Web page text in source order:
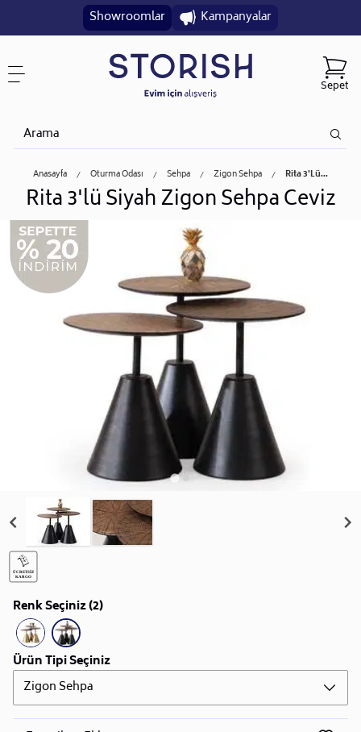
Showroomlar Kampanyalar
Sepet
Anasayfa Oturma Odası Sehpa Zigon Sehpa Rita 3'lü...
Rita 3'lü Siyah Zigon Sehpa Ceviz
Renk Seçiniz (2)
Ürün Tipi Seçiniz
Zigon Sehpa